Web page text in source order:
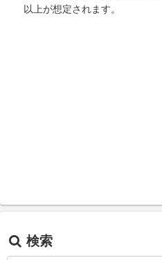
以上が想定されます。
検索